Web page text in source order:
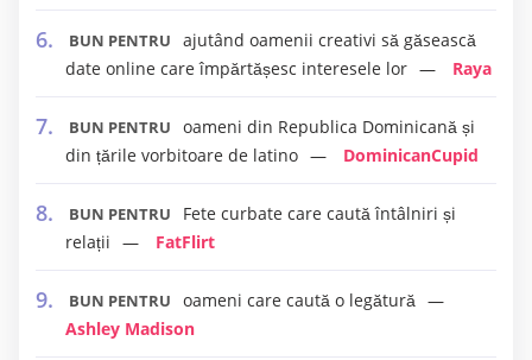
BUN PENTRU
ajutând oamenii creativi să găsească
date online care împărtășesc interesele lor
Raya
BUN PENTRU
oameni din Republica Dominicană și
din țările vorbitoare de latino
DominicanCupid
BUN PENTRU
Fete curbate care caută întâlniri și
relații
FatFlirt
BUN PENTRU
oameni care caută o legătură
Ashley Madison